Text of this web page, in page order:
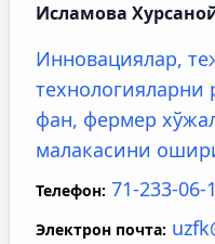
Исламова
Инновaциялар,
фан, фермер
малакасини
Телефон: 71-233-06-
Электрон почта: